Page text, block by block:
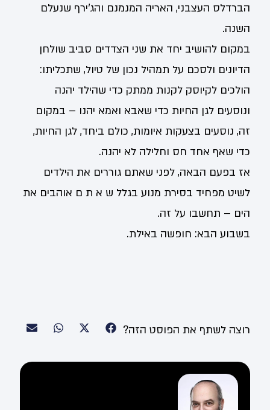
הברדלס העצבני, האריה המנמנם והג'ירף שנעלם
השנה.
במקום להושיב יחד את שני הצדדים סביב שולחן
הדיונים ולסכם על תמהיל נכון של טיול, שתכליתו:
הולכים לקיוסק לקנות ממתק כדי שהילד יהנה
ונוסעים לגן החיות כדי שאבא ואמא יהנו – במקום
זה, נוסעים בצעקות איומות, כולם ביחד, לגן החיות,
כדי שאף אחד חס וחלילה לא יהנה.
אז בפעם הבאה, לפני שאתם גוררים את הילדים
לשיט מפחיד בסירת מנוע בגלל ש א ת ם אוהבים את
הים – תחשבו על זה.
בשבוע הבא: חופשה באילת.
רוצה לשתף את הפוסט הזה?